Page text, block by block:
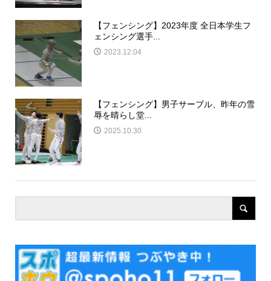
【フェンシング】2023年度 全日本学生フ
ェンシング選手...
2023.12.04
【フェンシング】男子サーブル、昨年の雪
辱を晴らし堂...
2025.10.30